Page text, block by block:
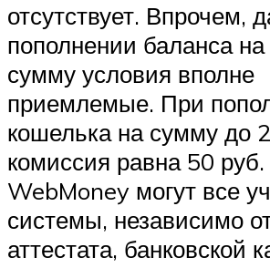
отсутствует. Впрочем,
пополнении баланса
сумму условия вполне
приемлемые. При
кошелька на сумму до
комиссия равна 50
WebMoney могут все
системы, независимо
аттестата, банковской